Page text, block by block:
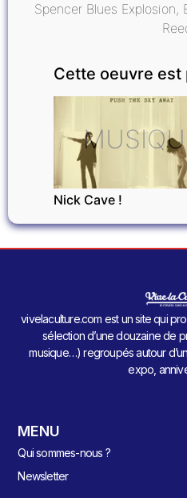
Spencer Blues
Cette oeuvre est
Nick Cave !
vivelaculture.com est un site qui
sélection d’une douzaine de
musique…) regroupés autour
expo,
MENU
Qui sommes-nous ?
Newsletter